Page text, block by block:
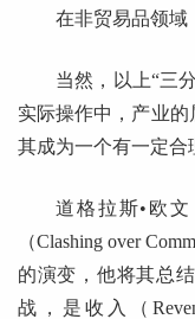
在非贸易品领域
当然，以上“三
实际操作中，产业
其成为一个有一定合
道格拉斯•欧文
（Clashing over
的演变，他将其总
战，是收入（